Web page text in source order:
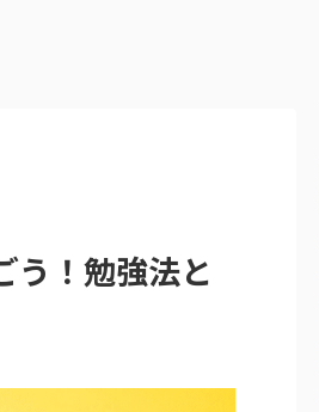
う！勉強法と